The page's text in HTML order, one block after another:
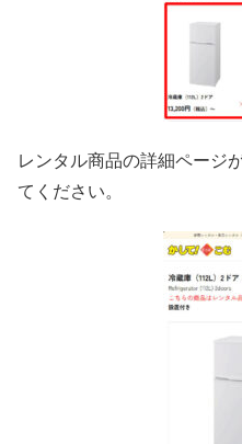
レンタル商品の詳細ページ
てください。